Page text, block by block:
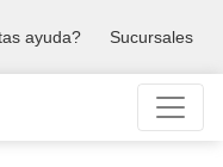
ayuda? Sucursales